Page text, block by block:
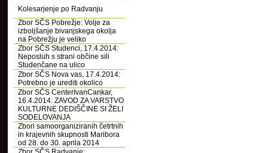
Kolesarjenje po Radvanju
Zbor SČS Pobrežje: Volje za
izboljšanje bivanjskega okolja
na Pobrežju je veliko
Zbor SČS Studenci, 17.4.2014:
Neposluh s strani občine sili
Studenčane na ulico
Zbor SČS Nova vas, 17.4.2014:
Potrebno je urediti okolico
Zbor SČS CenterIvanCankar,
16.4.2014: ZAVOD ZA VARSTVO
KULTURNE DEDIŠČINE SI ŽELI
SODELOVANJA
Zbori samoorganiziranih četrtnih
in krajevnih skupnosti Maribora
od 28. do 30. aprila 2014